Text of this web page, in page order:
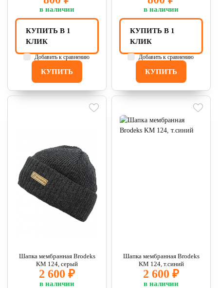
в наличии
КУПИТЬ
КУПИТЬ В 1
КЛИК
Добавить к сравнению
в наличии
КУПИТЬ
КУПИТЬ В 1
КЛИК
Добавить к сравнению
Шапка мембранная Brodeks
KM 124, серый
2 600 ₽
в наличии
Шапка мембранная Brodeks
KM 124, т.синий
2 600 ₽
в наличии